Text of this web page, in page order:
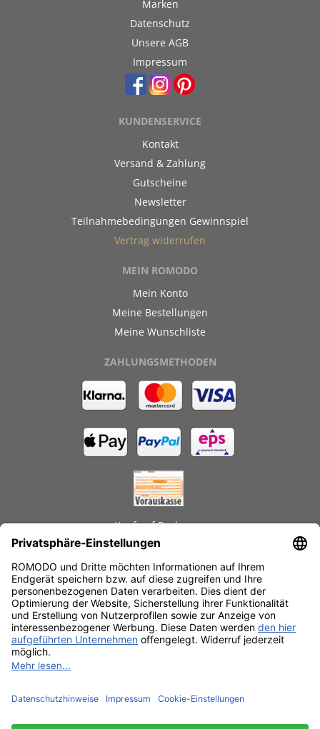
Marken
Datenschutz
Unsere AGB
Impressum
KUNDENSERVICE
Kontakt
Versand & Zahlung
Gutscheine
Newsletter
Teilnahmebedingungen Gewinnspiel
Vertrag widerrufen
MEIN ROMODO
Mein Konto
Meine Bestellungen
Meine Wunschliste
ZAHLUNGSMETHODEN
Kauf auf Rechnung
Schnelle Lieferzeiten
Käuferschutz
Datenschutz
SSL-Verschlüsselung